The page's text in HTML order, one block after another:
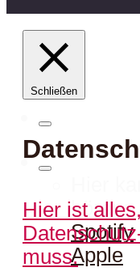
hören:
Spotify
Apple
Schließen
Hier ist
muss.